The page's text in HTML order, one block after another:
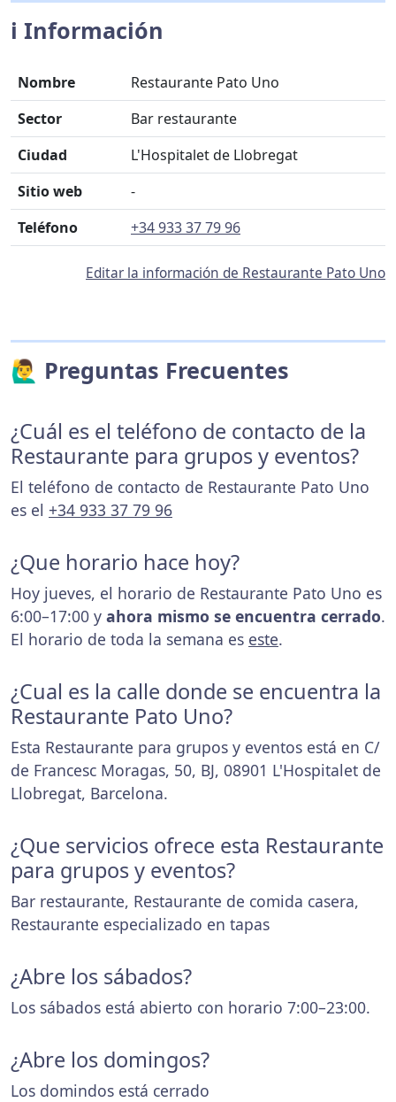
ℹ️ Información
Nombre
Restaurante Pato Uno
Sector
Bar restaurante
Ciudad
L'Hospitalet de Llobregat
Sitio web
-
Teléfono
+34 933 37 79 96
Editar la información de Restaurante Pato Uno
🙋‍♂️ Preguntas Frecuentes
¿Cuál es el teléfono de contacto de la
Restaurante para grupos y eventos?
El teléfono de contacto de Restaurante Pato Uno
es el +34 933 37 79 96
¿Que horario hace hoy?
Hoy jueves, el horario de Restaurante Pato Uno es
6:00–17:00 y ahora mismo se encuentra cerrado.
El horario de toda la semana es este.
¿Cual es la calle donde se encuentra la
Restaurante Pato Uno?
Esta Restaurante para grupos y eventos está en C/
de Francesc Moragas, 50, BJ, 08901 L'Hospitalet de
Llobregat, Barcelona.
¿Que servicios ofrece esta Restaurante
para grupos y eventos?
Bar restaurante, Restaurante de comida casera,
Restaurante especializado en tapas
¿Abre los sábados?
Los sábados está abierto con horario 7:00–23:00.
¿Abre los domingos?
Los domindos está cerrado